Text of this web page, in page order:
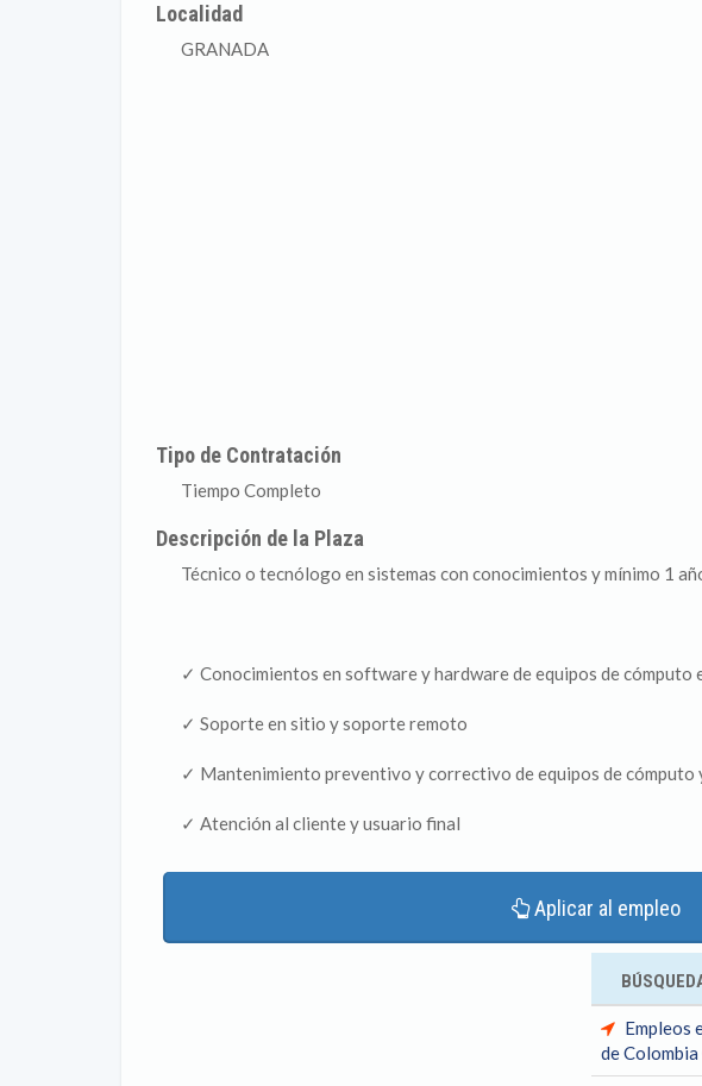
Localidad
GRANADA
Tipo de Contratación
Tiempo Completo
Descripción de la Plaza
Técnico o tecnólogo en sistemas con conocimientos y mínimo 1
✓ Conocimientos en software y hardware de equipos de cómputo
✓ Soporte en sitio y soporte remoto​
✓ Mantenimiento preventivo y correctivo de equipos de cómputo
✓ Atención al cliente y usuario final
Aplicar al empleo
Empleos
de Colombia